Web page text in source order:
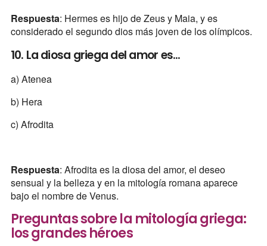
Respuesta: Hermes es hijo de Zeus y Maia, y es
considerado el segundo dios más joven de los olímpicos.
10. La diosa griega del amor es...
a) Atenea
b) Hera
c) Afrodita
Respuesta: Afrodita es la diosa del amor, el deseo
sensual y la belleza y en la mitología romana aparece
bajo el nombre de Venus.
Preguntas sobre la mitología griega:
los grandes héroes